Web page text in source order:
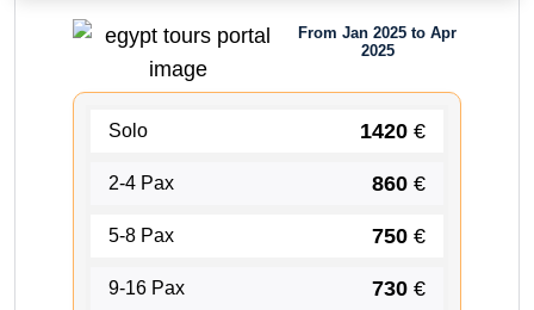
From Jan 2025 to Apr
2025
Solo 1420 €
2-4 Pax 860 €
5-8 Pax 750 €
9-16 Pax 730 €